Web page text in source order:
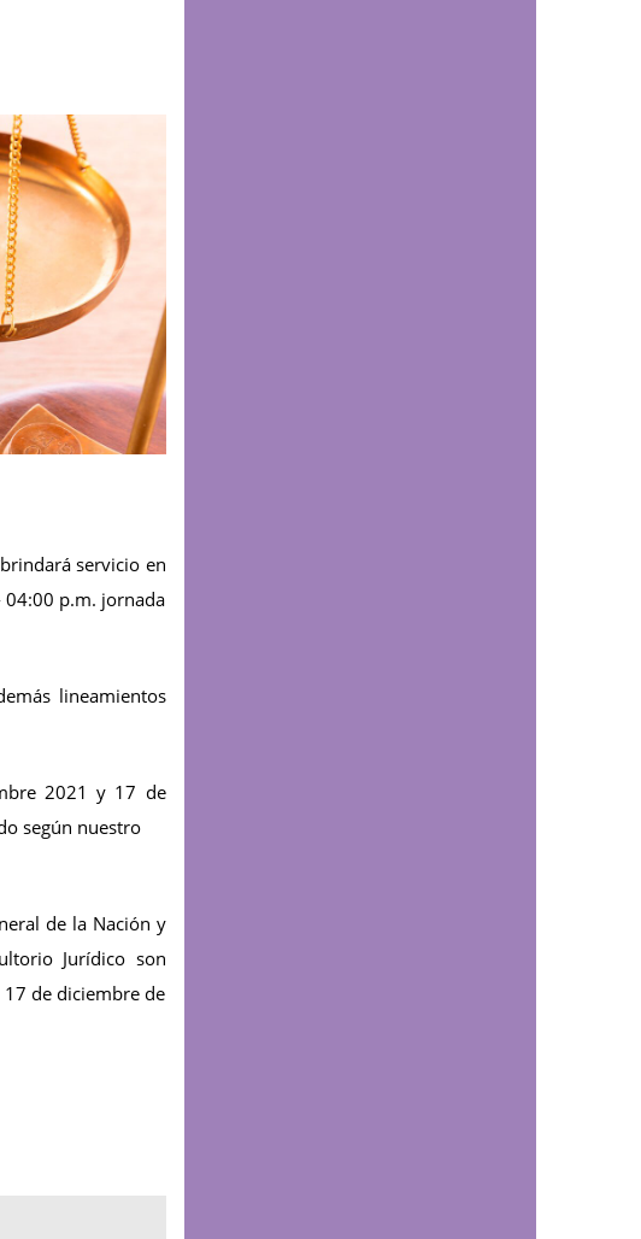
servicio en
04:00 p.m. jornada
lineamientos
2021 y 17 de
según nuestro
de la Nación y
Jurídico son
17 de diciembre de